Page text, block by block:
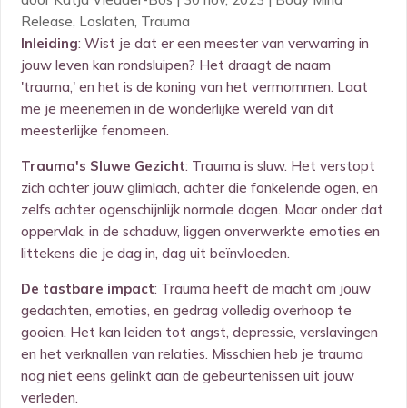
Release, Loslaten, Trauma
Inleiding: Wist je dat er een meester van verwarring in
jouw leven kan rondsluipen? Het draagt de naam
'trauma,' en het is de koning van het vermommen. Laat
me je meenemen in de wonderlijke wereld van dit
meesterlijke fenomeen.
Trauma's Sluwe Gezicht: Trauma is sluw. Het verstopt
zich achter jouw glimlach, achter die fonkelende ogen, en
zelfs achter ogenschijnlijk normale dagen. Maar onder dat
oppervlak, in de schaduw, liggen onverwerkte emoties en
littekens die je dag in, dag uit beïnvloeden.
De tastbare impact: Trauma heeft de macht om jouw
gedachten, emoties, en gedrag volledig overhoop te
gooien. Het kan leiden tot angst, depressie, verslavingen
en het verknallen van relaties. Misschien heb je trauma
nog niet eens gelinkt aan de gebeurtenissen uit jouw
verleden.